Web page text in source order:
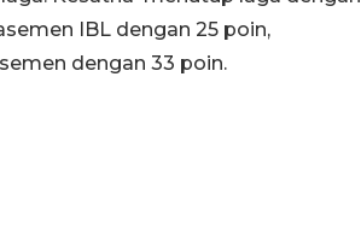
IBL dengan 25 poin,
dengan 33 poin.